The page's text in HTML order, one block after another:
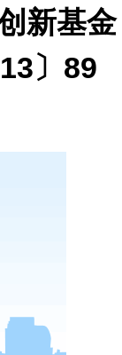
新基金
〕89